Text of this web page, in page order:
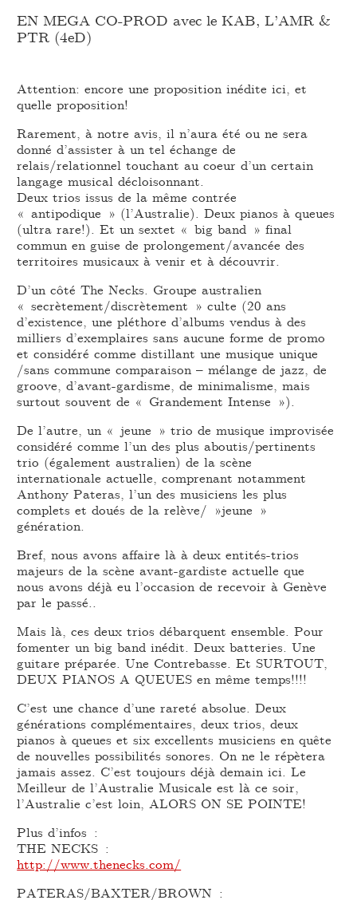
EN MEGA CO-PROD avec le KAB, L’AMR &
PTR (4eD)
Attention: encore une proposition inédite ici, et
quelle proposition!
Rarement, à notre avis, il n’aura été ou ne sera
donné d’assister à un tel échange de
relais/relationnel touchant au coeur d’un certain
langage musical décloisonnant.
Deux trios issus de la même contrée
« antipodique » (l’Australie). Deux pianos à queues
(ultra rare!). Et un sextet « big band » final
commun en guise de prolongement/avancée des
territoires musicaux à venir et à découvrir.
D’un côté The Necks. Groupe australien
« secrètement/discrètement » culte (20 ans
d’existence, une pléthore d’albums vendus à des
milliers d’exemplaires sans aucune forme de promo
et considéré comme distillant une musique unique
/sans commune comparaison – mélange de jazz, de
groove, d’avant-gardisme, de minimalisme, mais
surtout souvent de « Grandement Intense »).
De l’autre, un « jeune » trio de musique improvisée
considéré comme l’un des plus aboutis/pertinents
trio (également australien) de la scène
internationale actuelle, comprenant notamment
Anthony Pateras, l’un des musiciens les plus
complets et doués de la relève/ »jeune »
génération.
Bref, nous avons affaire là à deux entités-trios
majeurs de la scène avant-gardiste actuelle que
nous avons déjà eu l’occasion de recevoir à Genève
par le passé..
Mais là, ces deux trios débarquent ensemble. Pour
fomenter un big band inédit. Deux batteries. Une
guitare préparée. Une Contrebasse. Et SURTOUT,
DEUX PIANOS A QUEUES en même temps!!!!
C’est une chance d’une rareté absolue. Deux
générations complémentaires, deux trios, deux
pianos à queues et six excellents musiciens en quête
de nouvelles possibilités sonores. On ne le répètera
jamais assez. C’est toujours déjà demain ici. Le
Meilleur de l’Australie Musicale est là ce soir,
l’Australie c’est loin, ALORS ON SE POINTE!
Plus d’infos :
THE NECKS :
http://www.thenecks.com/
PATERAS/BAXTER/BROWN :